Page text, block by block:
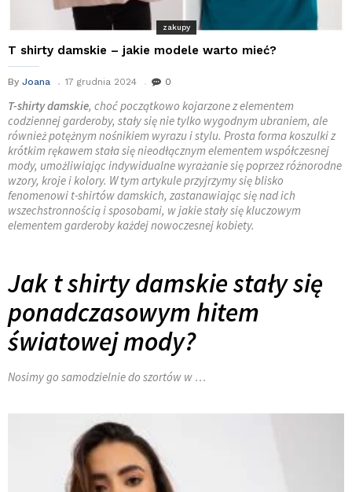
zakupy
T shirty damskie – jakie modele warto mieć?
By Joana 17 grudnia 2024 0
T-shirty damskie, choć początkowo kojarzone z elementem
codziennej garderoby, stały się nie tylko wygodnym ubraniem, ale
również potężnym nośnikiem wyrazu i stylu. Prosta forma koszulki z
krótkim rękawem stała się nieodłącznym elementem współczesnej
mody, umożliwiając indywidualne wyrażanie się poprzez różnorodne
wzory, kroje i kolory. W tym artykule przyjrzymy się blisko
fenomenowi t-shirtów damskich, zastanawiając się nad ich
wszechstronnością i sposobami, w jakie stały się kluczowym
elementem garderoby każdej nowoczesnej kobiety.
Jak t shirty damskie stały się
ponadczasowym hitem
światowej mody?
Nosimy go samodzielnie do szortów w …